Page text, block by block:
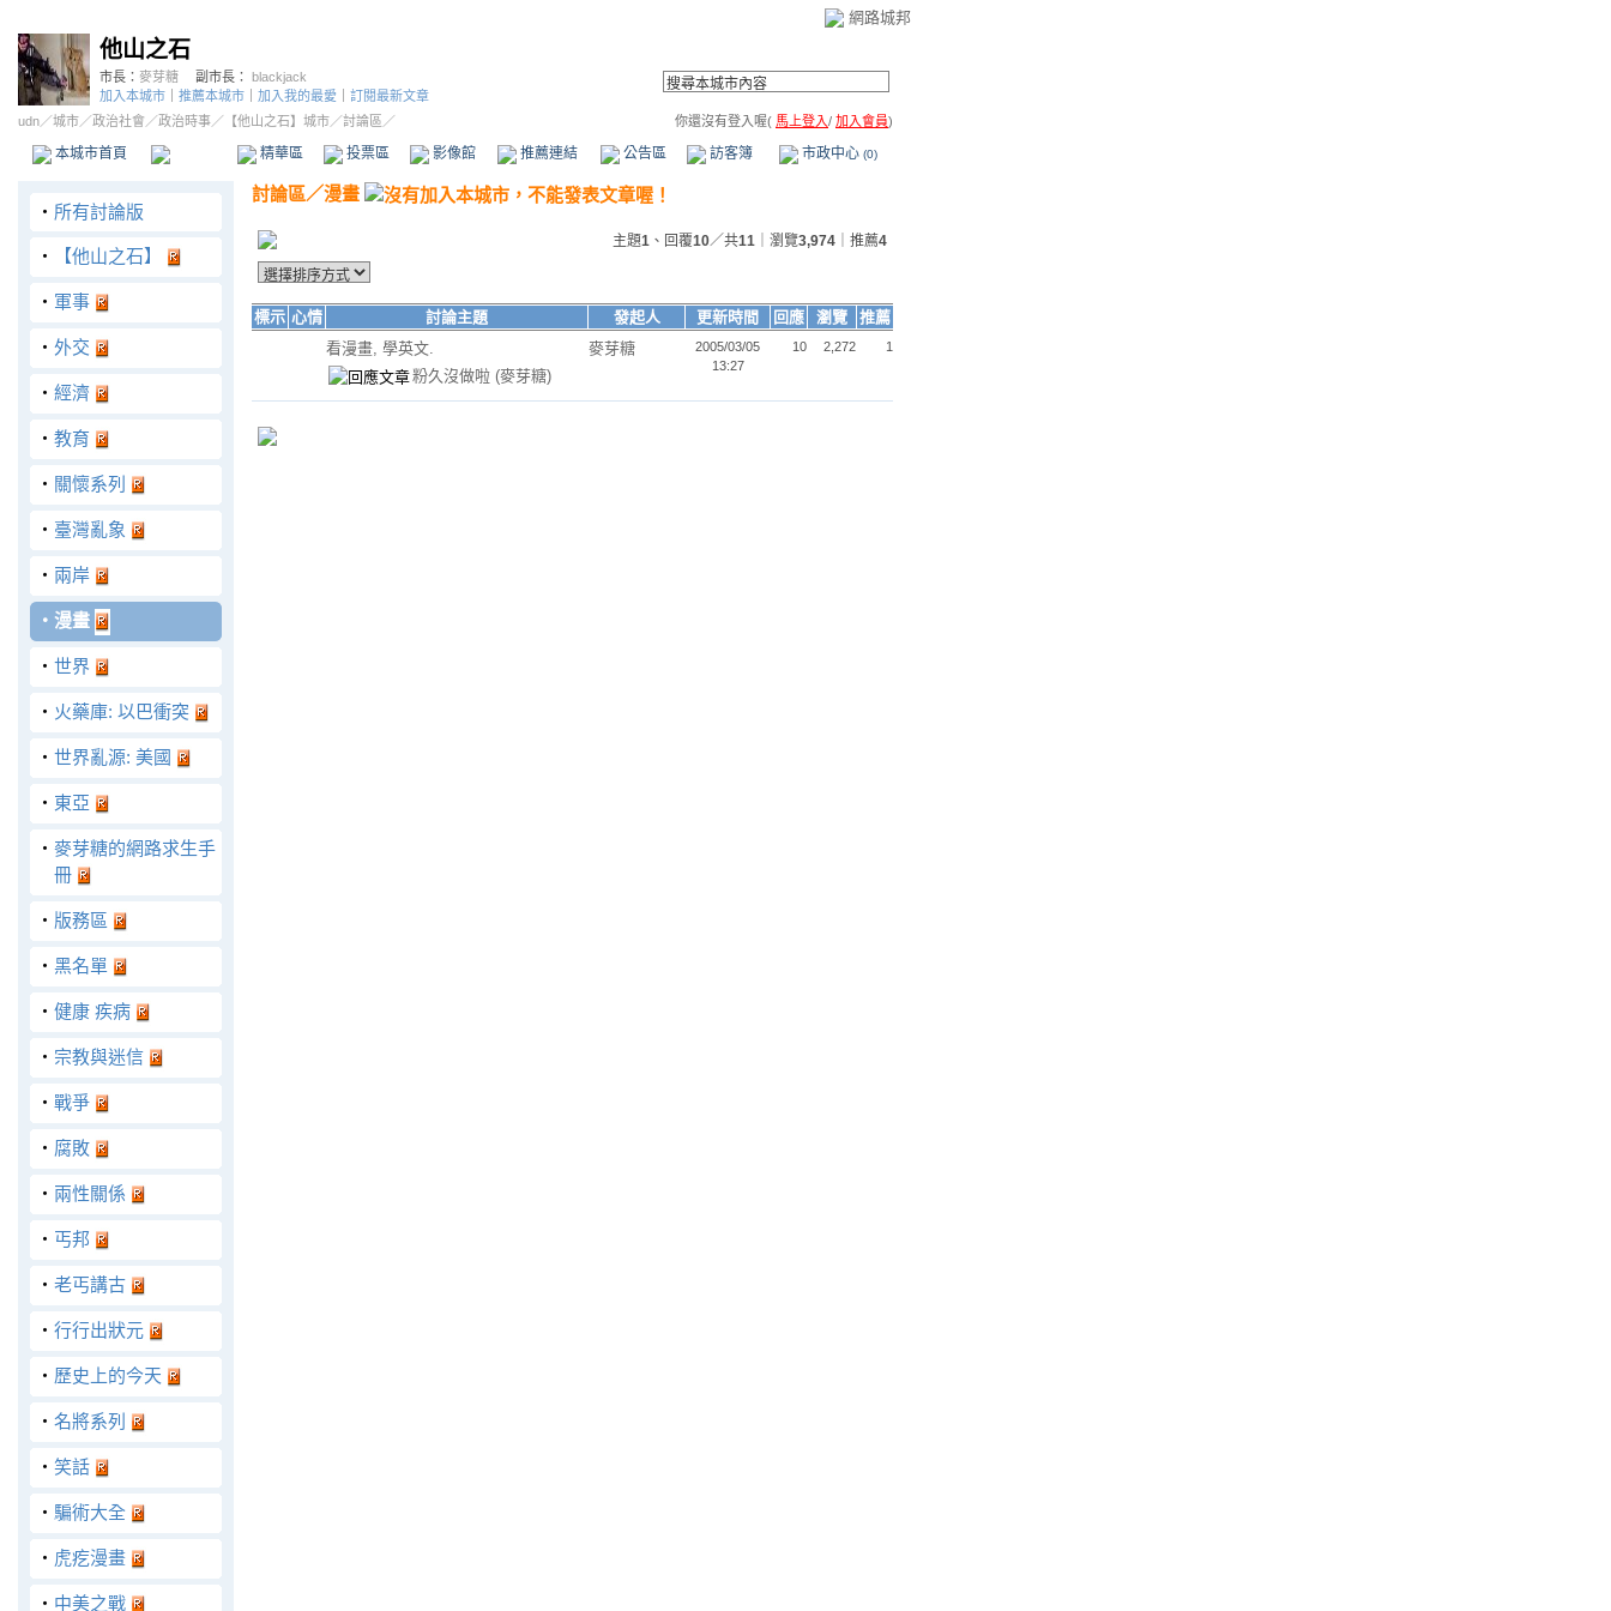
網路城邦
他山之石
市長： 麥芽糖 副市長： blackjack
加入本城市
推薦本城市 加入我的最愛
訂閱最新文章
udn／城市／政治社會 ／政治時事／ 【他山之石】城市／討論區／ 你還沒有登入喔( 馬上登入/ 加入會員)
本城市首頁 精華區 投票區 影像館 推薦連結 公告區 訪客簿 市政中心 (0)
‧ 所有討論版
‧ 【他山之石】
‧ 軍事
‧ 外交
‧ 經濟
‧ 教育
‧ 關懷系列
‧ 臺灣亂象
‧ 兩岸
‧ 漫畫
‧ 世界
‧ 火藥庫: 以巴衝突
‧ 世界亂源: 美國
‧ 東亞
‧ 麥芽糖的網路求生手
冊
‧ 版務區
‧ 黑名單
‧ 健康 疾病
‧ 宗教與迷信
‧ 戰爭
‧ 腐敗
‧ 兩性關係
‧ 丐邦
‧ 老丐講古
‧ 行行出狀元
‧ 歷史上的今天
‧ 名將系列
‧ 笑話
‧ 騙術大全
‧ 虎疙漫畫
‧ 中美之戰
討論區／漫畫
主題1 、回覆10／共11 ｜瀏覽3,974 ｜推薦4
標示 心情 討論主題 發起人 更新時間 回應 瀏覽
推薦
看漫畫, 學英文.
粉久沒做啦 (麥芽糖)
麥芽糖
2005/03/05
13:27
10 2,272 1